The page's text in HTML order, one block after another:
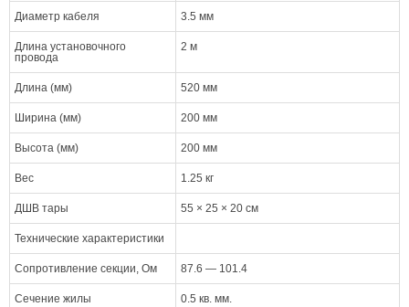
Диаметр кабеля 3.5 мм
Длина установочного
провода
2 м
Длина (мм) 520 мм
Ширина (мм) 200 мм
Высота (мм) 200 мм
Вес 1.25 кг
ДШВ тары 55 × 25 × 20 см
Технические характеристики
Сопротивление секции, Ом 87.6 — 101.4
Сечение жилы 0.5 кв. мм.